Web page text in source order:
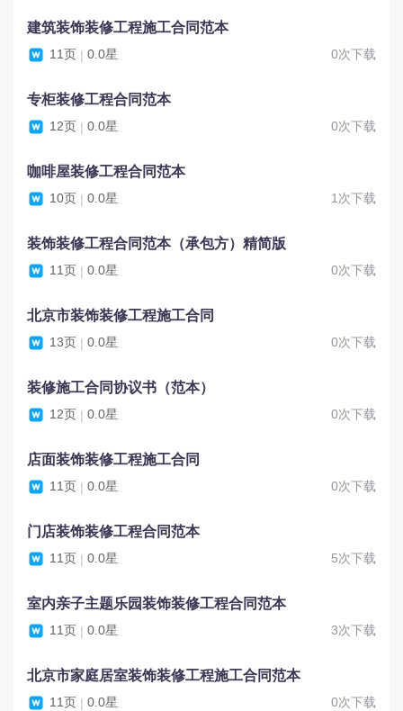
建筑装饰装修工程施工合同范本
11页 | 0.0星 0次下载
专柜装修工程合同范本
12页 | 0.0星 0次下载
咖啡屋装修工程合同范本
10页 | 0.0星 1次下载
装饰装修工程合同范本（承包方）精简版
11页 | 0.0星 0次下载
北京市装饰装修工程施工合同
13页 | 0.0星 0次下载
装修施工合同协议书（范本）
12页 | 0.0星 0次下载
店面装饰装修工程施工合同
11页 | 0.0星 0次下载
门店装饰装修工程合同范本
11页 | 0.0星 5次下载
室内亲子主题乐园装饰装修工程合同范本
11页 | 0.0星 3次下载
北京市家庭居室装饰装修工程施工合同范本
11页 | 0.0星 0次下载